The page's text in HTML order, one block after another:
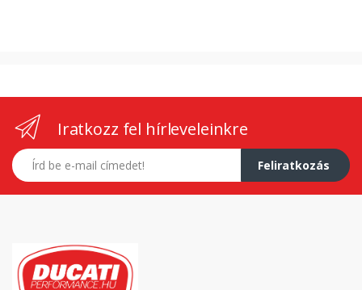
Iratkozz fel hírleveleinkre
E-mail címed
Feliratkozás